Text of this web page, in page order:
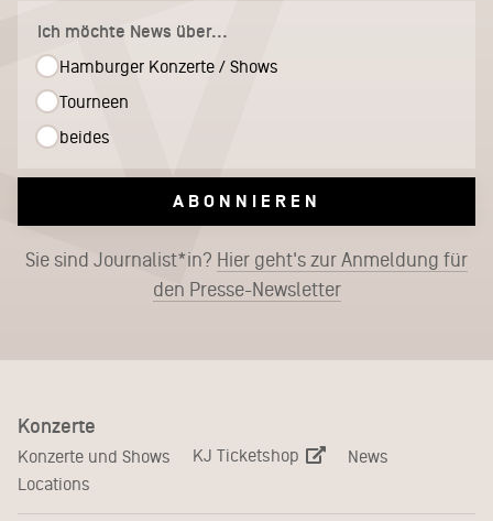
Ich möchte News über...
Hamburger Konzerte / Shows
Tourneen
beides
ABONNIEREN
Sie sind Journalist*in? Hier geht's zur Anmeldung für
den Presse-Newsletter
Konzerte
Konzerte und Shows KJ Ticketshop
News
Locations